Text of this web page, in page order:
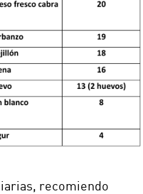
recomiendo